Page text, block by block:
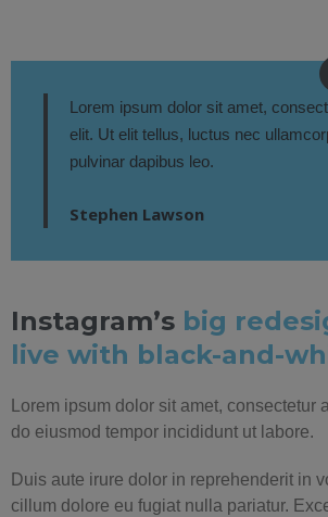
Lorem ipsum dolor sit amet,
elit. Ut elit tellus, luctus nec
pulvinar dapibus leo.
Stephen Lawson
Instagram’s big
live with black-and-
Lorem ipsum dolor sit amet, consectetur
do eiusmod tempor incididunt ut labore.
Duis aute irure dolor in reprehenderit in
cillum dolore eu fugiat nulla pariatur.